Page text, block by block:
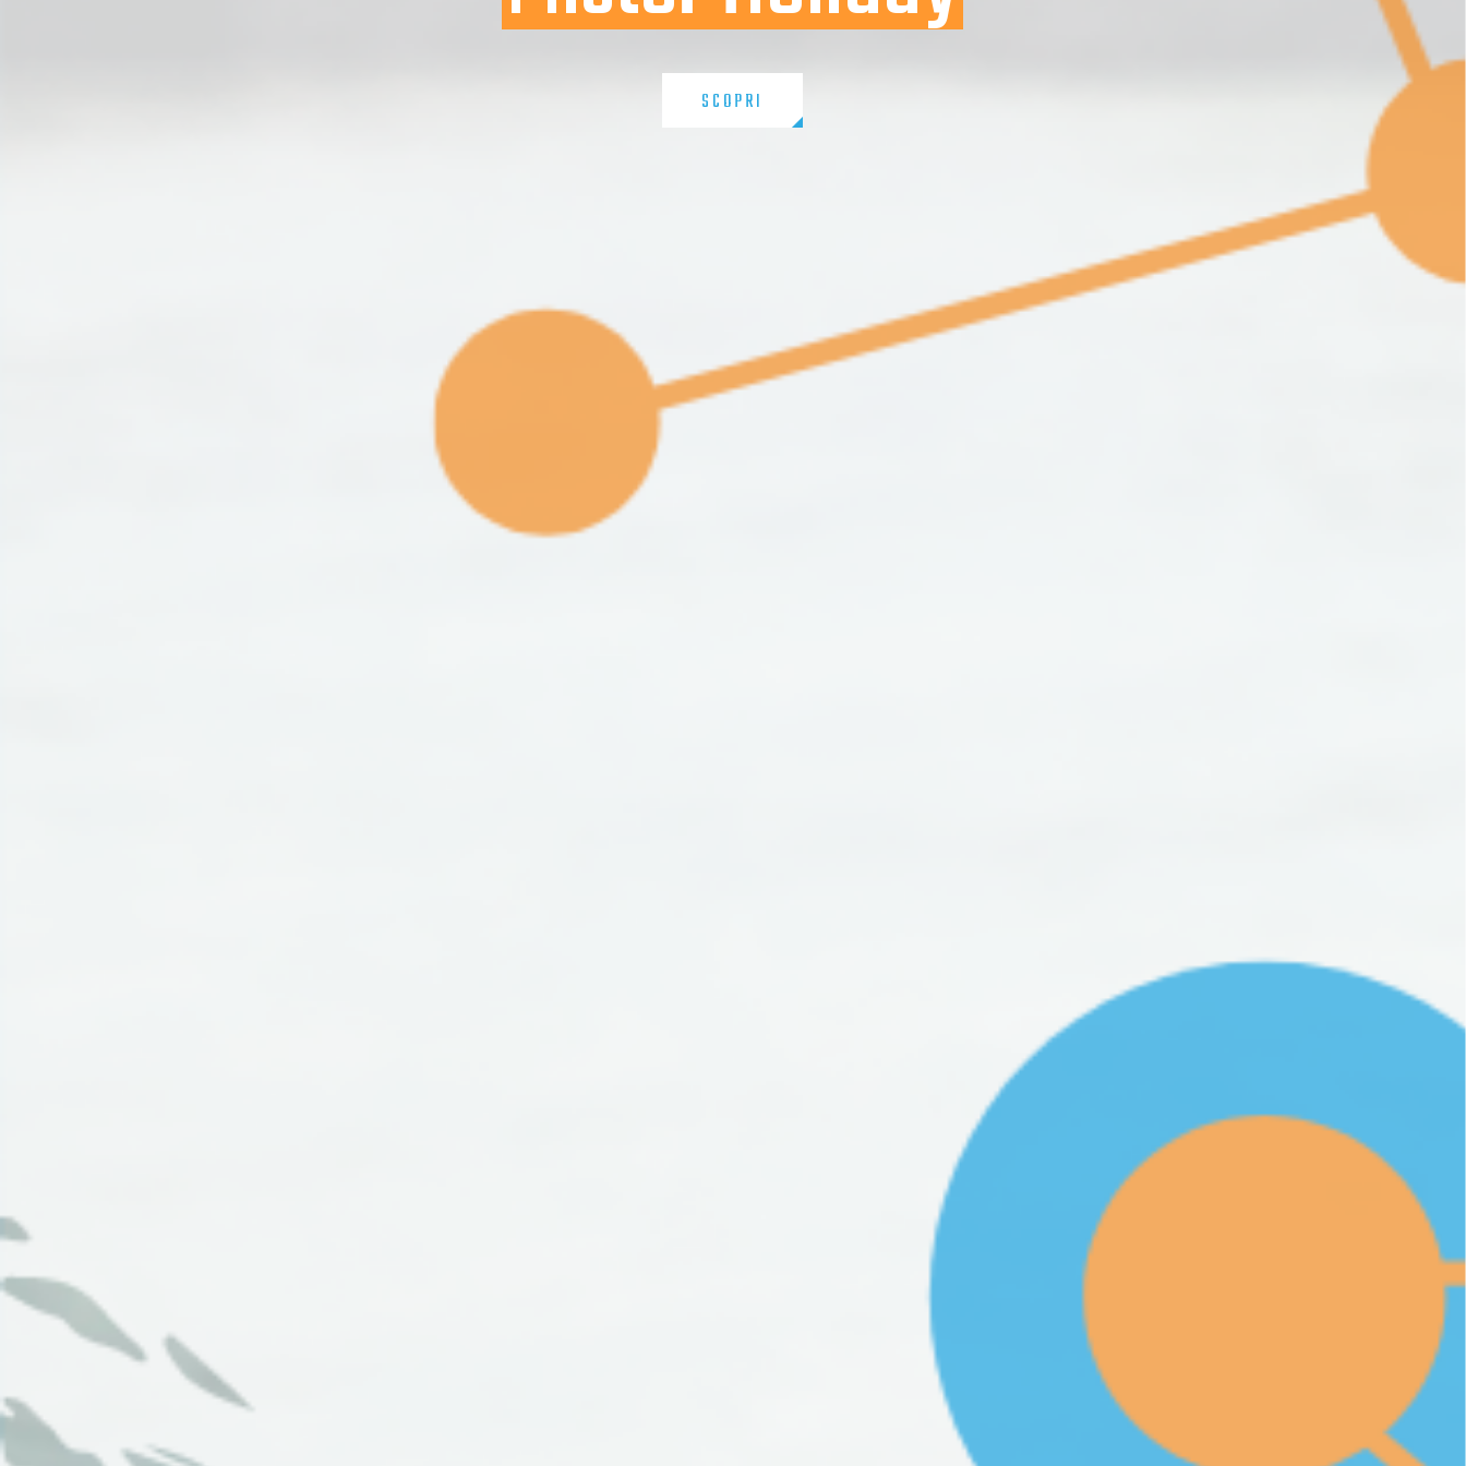
SCOPRI